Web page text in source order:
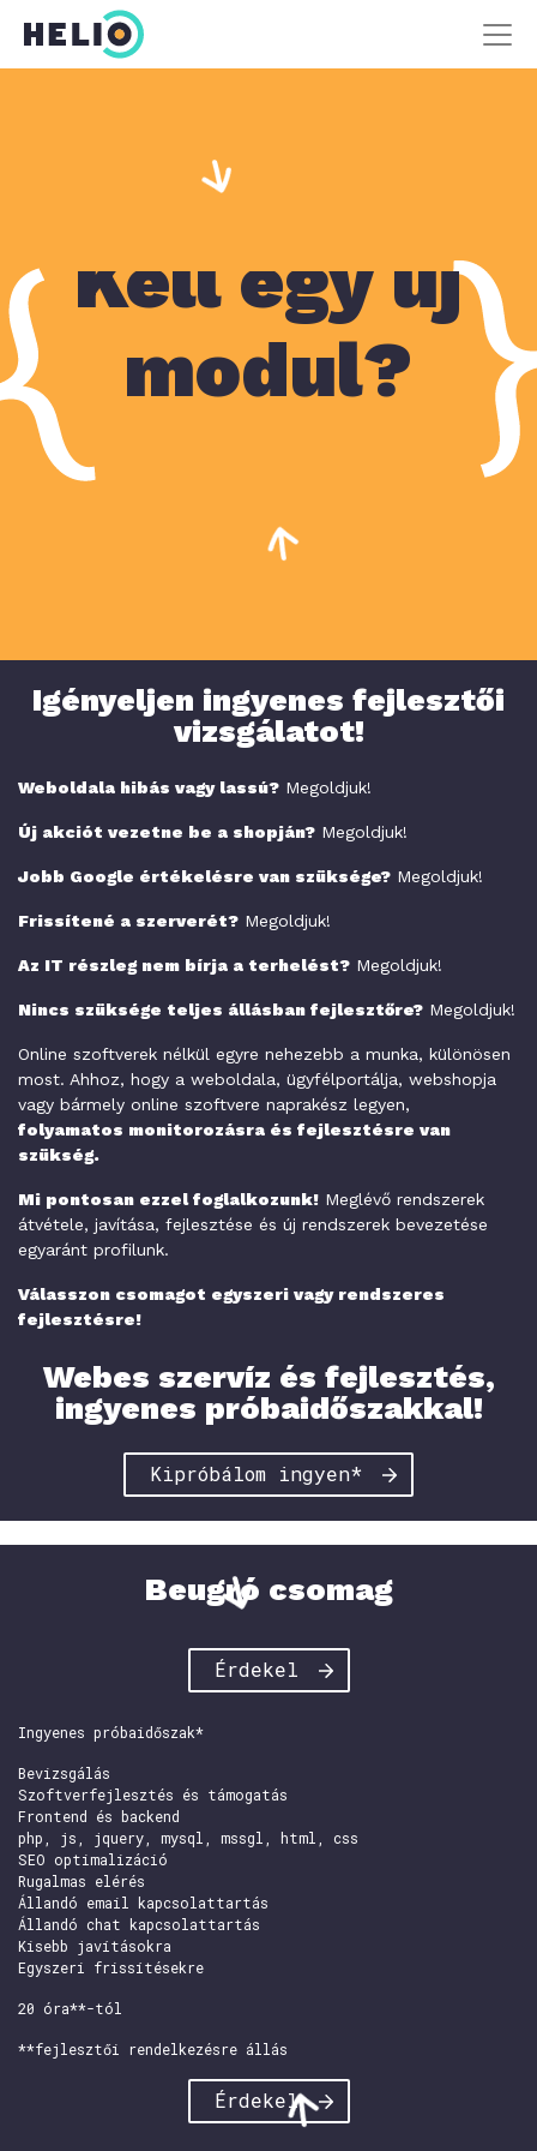
Hibásan
oldal?
Igényeljen ingyenes fejlesztői
vizsgálatot!
Weboldala hibás vagy lassú? Megoldjuk!
Új akciót vezetne be a shopján? Megoldjuk!
Jobb Google értékelésre van szüksége? Megoldjuk!
Frissítené a szerverét? Megoldjuk!
Az IT részleg nem bírja a terhelést? Megoldjuk!
Nincs szüksége teljes állásban fejlesztőre? Megoldjuk!
Online szoftverek nélkül egyre nehezebb a munka, különösen
most. Ahhoz, hogy a weboldala, ügyfélportálja, webshopja
vagy bármely online szoftvere naprakész legyen,
folyamatos monitorozásra és fejlesztésre van
szükség.
Mi pontosan ezzel foglalkozunk! Meglévő rendszerek
átvétele, javítása, fejlesztése és új rendszerek bevezetése
egyaránt profilunk.
Válasszon csomagot egyszeri vagy rendszeres
fejlesztésre!
Webes szervíz és fejlesztés,
ingyenes próbaidőszakkal!
Kipróbálom ingyen*
Beugró csomag
Érdekel
Ingyenes próbaidőszak*
Bevizsgálás
Szoftverfejlesztés és támogatás
Frontend és backend
php, js, jquery, mysql, mssgl, html, css
SEO optimalizáció
Rugalmas elérés
Állandó email kapcsolattartás
Állandó chat kapcsolattartás
Kisebb javításokra
Egyszeri frissítésekre
20 óra**-tól
**fejlesztői rendelkezésre állás
Érdekel